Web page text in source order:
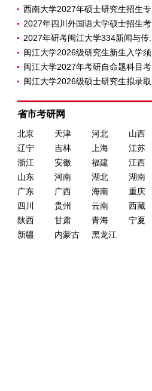
西南大学2027年硕士研究生招生专..
2027年四川外国语大学硕士招生考..
2027年研考闽江大学334新闻与传..
闽江大学2026级研究生新生入学须..
闽江大学2027年考研自命题科目考..
闽江大学2026级硕士研究生拟录取..
省市考研网
北京 天津 河北
山西
辽宁
吉林 上海
江苏
浙江
安徽 福建
江西
山东
河南 湖北
湖南
广东
广西 海南
重庆
四川
贵州 云南
西藏
陕西
甘肃 青海
宁夏
新疆
内蒙古 黑龙江